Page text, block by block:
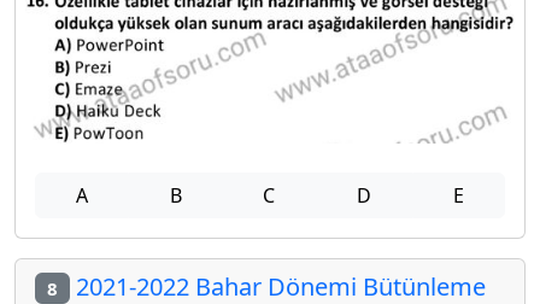
A B C D E
8 2021-2022 Bahar Dönemi Bütünleme